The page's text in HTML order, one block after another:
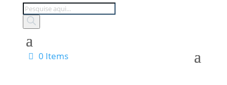
Products
search
0 Items